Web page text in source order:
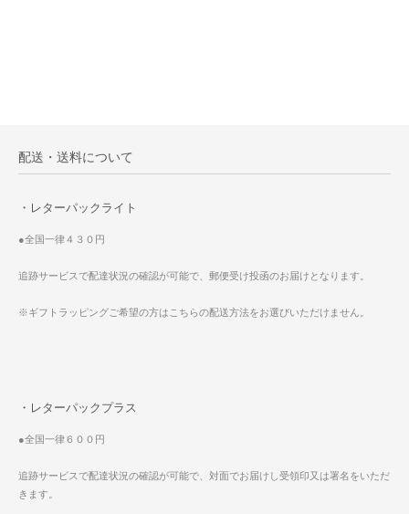
配送・送料について
・レターパックライト
●全国一律４３０円
追跡サービスで配達状況の確認が可能で、郵便受け投函のお届けとなります。
※ギフトラッピングご希望の方はこちらの配送方法をお選びいただけません。
・レターパックプラス
●全国一律６００円
追跡サービスで配達状況の確認が可能で、対面でお届けし受領印又は署名をいただ
きます。